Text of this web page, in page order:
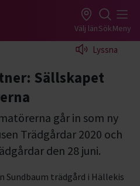
Välj länSökMeny
Lyssna
Sällskapet
går in som ny
Trädgårdar 2020 och
den 28 juni.